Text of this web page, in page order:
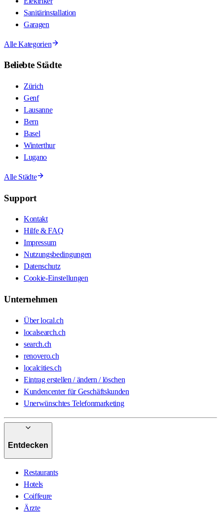
Sanitärinstallation
Garagen
Alle Kategorien
Beliebte Städte
Zürich
Genf
Lausanne
Bern
Basel
Winterthur
Lugano
Alle Städte
Support
Kontakt
Hilfe & FAQ
Impressum
Nutzungsbedingungen
Datenschutz
Cookie-Einstellungen
Unternehmen
Über local.ch
localsearch.ch
search.ch
renovero.ch
localcities.ch
Eintrag erstellen / ändern / löschen
Kundencenter für Geschäftskunden
Unerwünschtes Telefonmarketing
Entdecken
Restaurants
Hotels
Coiffeure
Ärzte